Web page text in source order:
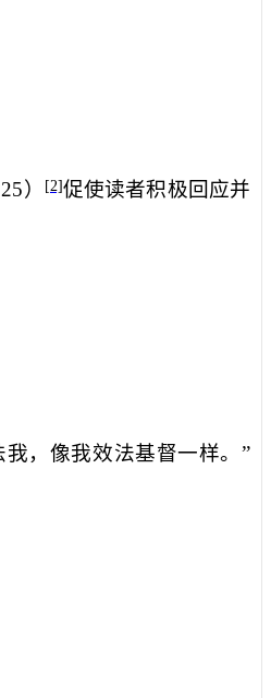
25） [2]促使读者积极回应并
，像我效法基督一样。”